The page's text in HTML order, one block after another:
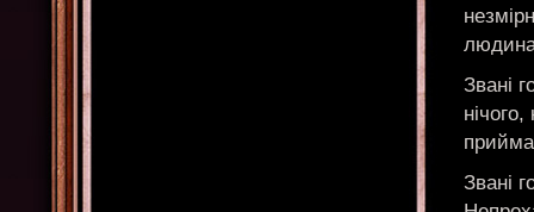
Звані
Звані